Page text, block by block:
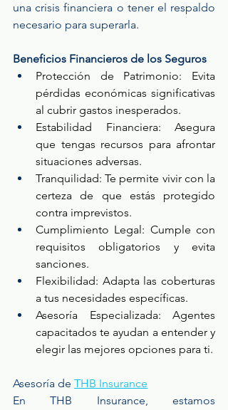
una crisis financiera o tener el respaldo
necesario para superarla.
Beneficios Financieros de los Seguros
Protección de Patrimonio: Evita
pérdidas económicas significativas
al cubrir gastos inesperados.
Estabilidad Financiera: Asegura
que tengas recursos para afrontar
situaciones adversas.
Tranquilidad: Te permite vivir con la
certeza de que estás protegido
contra imprevistos.
Cumplimiento Legal: Cumple con
requisitos obligatorios y evita
sanciones.
Flexibilidad: Adapta las coberturas
a tus necesidades específicas.
Asesoría Especializada: Agentes
capacitados te ayudan a entender y
elegir las mejores opciones para ti.
Asesoría de THB Insurance
En THB Insurance, estamos